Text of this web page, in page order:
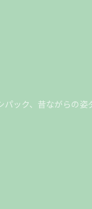
パック、昔ながらの姿